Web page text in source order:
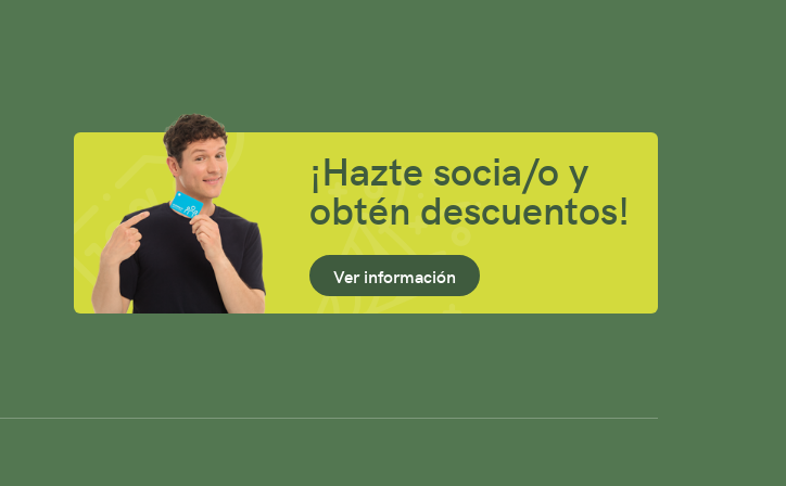
¡Hazte socia/o y
obtén descuentos!
Ver información